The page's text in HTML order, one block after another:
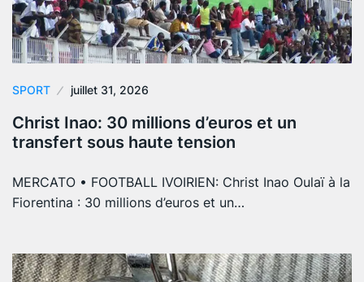
SPORT juillet 31, 2026
Christ Inao: 30 millions d’euros et un
transfert sous haute tension
MERCATO • FOOTBALL IVOIRIEN: Christ Inao Oulaï à la
Fiorentina : 30 millions d’euros et un…